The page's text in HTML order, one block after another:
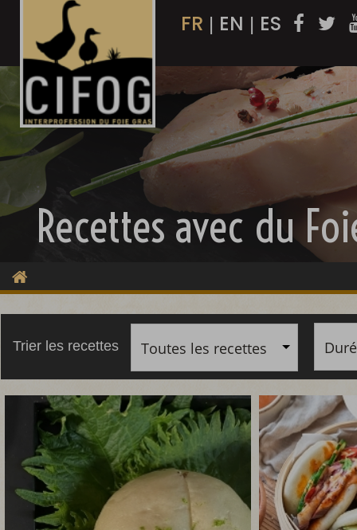
FR | EN | ES
Recettes avec du
Trier les recettes Toutes les recettes